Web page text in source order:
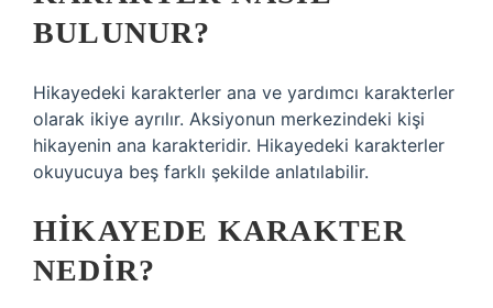
BULUNUR?
Hikayedeki karakterler ana ve yardımcı karakterler
olarak ikiye ayrılır. Aksiyonun merkezindeki kişi
hikayenin ana karakteridir. Hikayedeki karakterler
okuyucuya beş farklı şekilde anlatılabilir.
HIKAYEDE KARAKTER
NEDIR?